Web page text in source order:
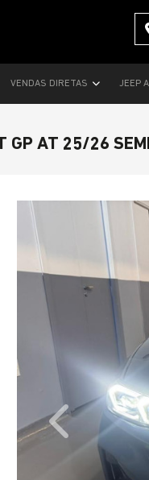
VENDAS DIRETAS JEEP
GP AT 25/26
Previous